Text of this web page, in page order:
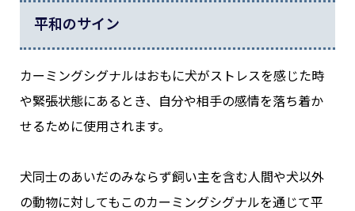
平和のサイン
カーミングシグナルはおもに犬がストレスを感じた時
や緊張状態にあるとき、自分や相手の感情を落ち着か
せるために使用されます。
犬同士のあいだのみならず飼い主を含む人間や犬以外
の動物に対してもこのカーミングシグナルを通じて平